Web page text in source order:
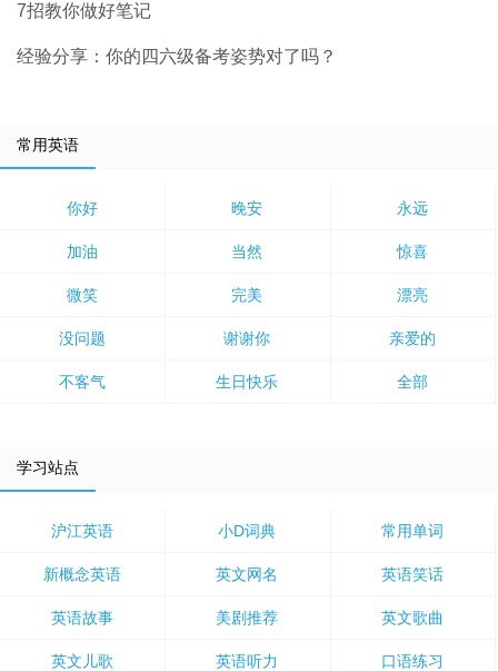
7招教你做好笔记
经验分享：你的四六级备考姿势对了吗？
常用英语
你好 晚安 永远
加油 当然 惊喜
微笑 完美 漂亮
没问题 谢谢你 亲爱的
不客气 生日快乐 全部
学习站点
沪江英语 小D词典 常用单词
新概念英语 英文网名 英语笑话
英语故事 美剧推荐 英文歌曲
英文儿歌 英语听力 口语练习